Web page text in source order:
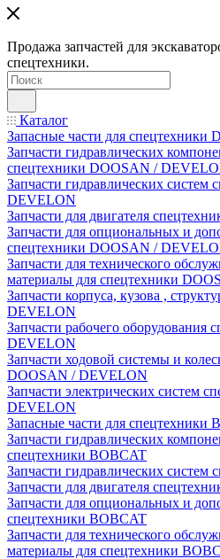
Продажа запчастей для
спецтехники.
Каталог
Запасные части для
Запчасти гидравлических
спецтехники DOOSAN /
Запчасти гидравлических систем
DEVELON
Запчасти для двигателя
Запчасти для опциональных и
спецтехники DOOSAN /
Запчасти для технического
материалы для спецтехники
Запчасти корпуса, кузова ,
DEVELON
Запчасти рабочего оборудования
DEVELON
Запчасти ходовой системы и
DOOSAN / DEVELON
Запчасти электрических систем
DEVELON
Запасные части для спецтехники
Запчасти гидравлических
спецтехники BOBCAT
Запчасти гидравлических систем
Запчасти для двигателя
Запчасти для опциональных и
спецтехники BOBCAT
Запчасти для технического
материалы для спецтехники